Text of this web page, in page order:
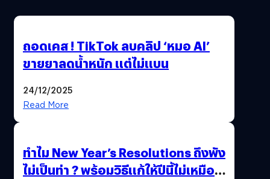
ถอดเคส ! TikTok ลบคลิป ‘หมอ AI’
ขายยาลดน้ำหนัก แต่ไม่แบน
24/12/2025
Read More
ทำไม New Year’s Resolutions ถึงพัง
ไม่เป็นท่า ? พร้อมวิธีแก้ให้ปีนี้ไม่เหมือน